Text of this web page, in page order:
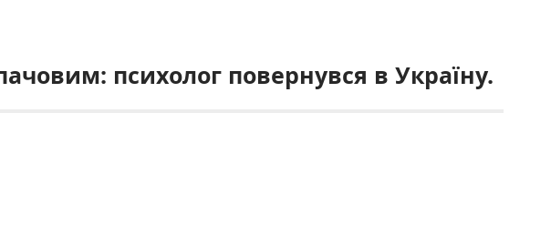
психолог повернувся в Україну.